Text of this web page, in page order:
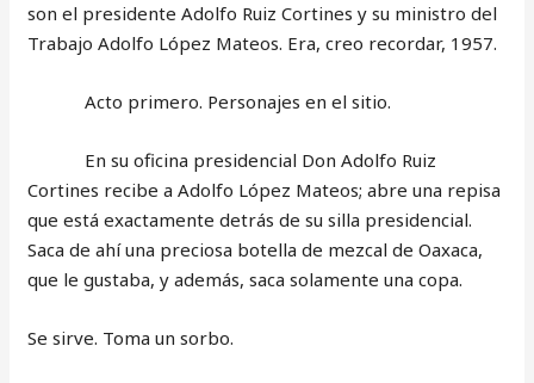
son el presidente Adolfo Ruiz Cortines y su ministro del
Trabajo Adolfo López Mateos. Era, creo recordar, 1957.
Acto primero. Personajes en el sitio.
En su oficina presidencial Don Adolfo Ruiz
Cortines recibe a Adolfo López Mateos; abre una repisa
que está exactamente detrás de su silla presidencial.
Saca de ahí una preciosa botella de mezcal de Oaxaca,
que le gustaba, y además, saca solamente una copa.
Se sirve. Toma un sorbo.